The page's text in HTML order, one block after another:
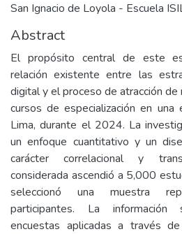
San Ignacio de Loyola - Escuela
Abstract
El propósito central de este
relación existente entre las
digital y el proceso de atracción
cursos de especialización en
Lima, durante el 2024. La
un enfoque cuantitativo y un
carácter correlacional y
considerada ascendió a 5,000
seleccionó una muestra
participantes. La
encuestas aplicadas a través